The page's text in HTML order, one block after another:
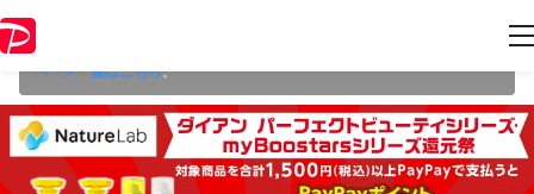
ジ内の情報はキャンペーン終了時点のものになります。
ペーン一覧はこちら。